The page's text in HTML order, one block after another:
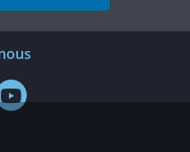
